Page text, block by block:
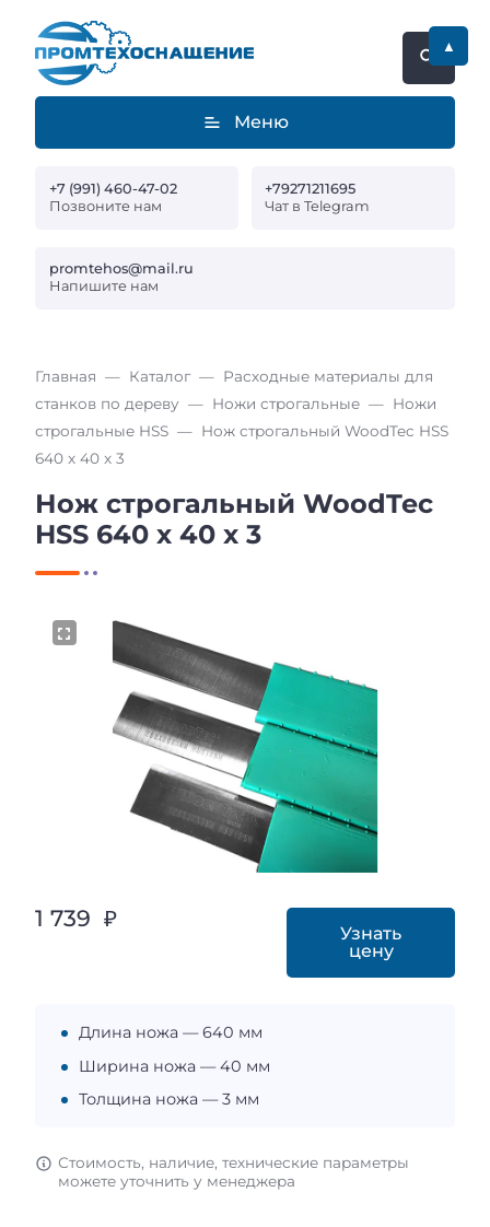
Меню
+7 (991) 460-47-02
Позвоните нам
+79271211695
Чат в Telegram
promtehos@mail.ru
Напишите нам
Главная Каталог
Расходные материалы для
станков по дереву
Ножи строгальные
Ножи
строгальные HSS
Нож строгальный WoodTec HSS
640 x 40 x 3
Нож строгальный WoodTec
HSS 640 x 40 x 3
1 739 ₽
Узнать
цену
Длина ножа — 640 мм
Ширина ножа — 40 мм
Толщина ножа — 3 мм
Стоимость, наличие, технические параметры
можете уточнить у менеджера
▲